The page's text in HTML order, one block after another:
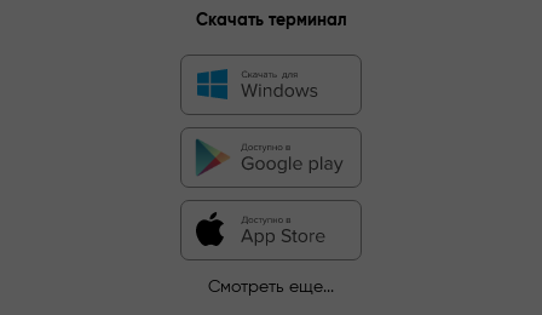
Скачать терминал
Смотреть еще...